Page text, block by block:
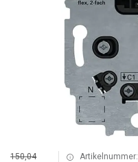
150,04 Artikelnummer: